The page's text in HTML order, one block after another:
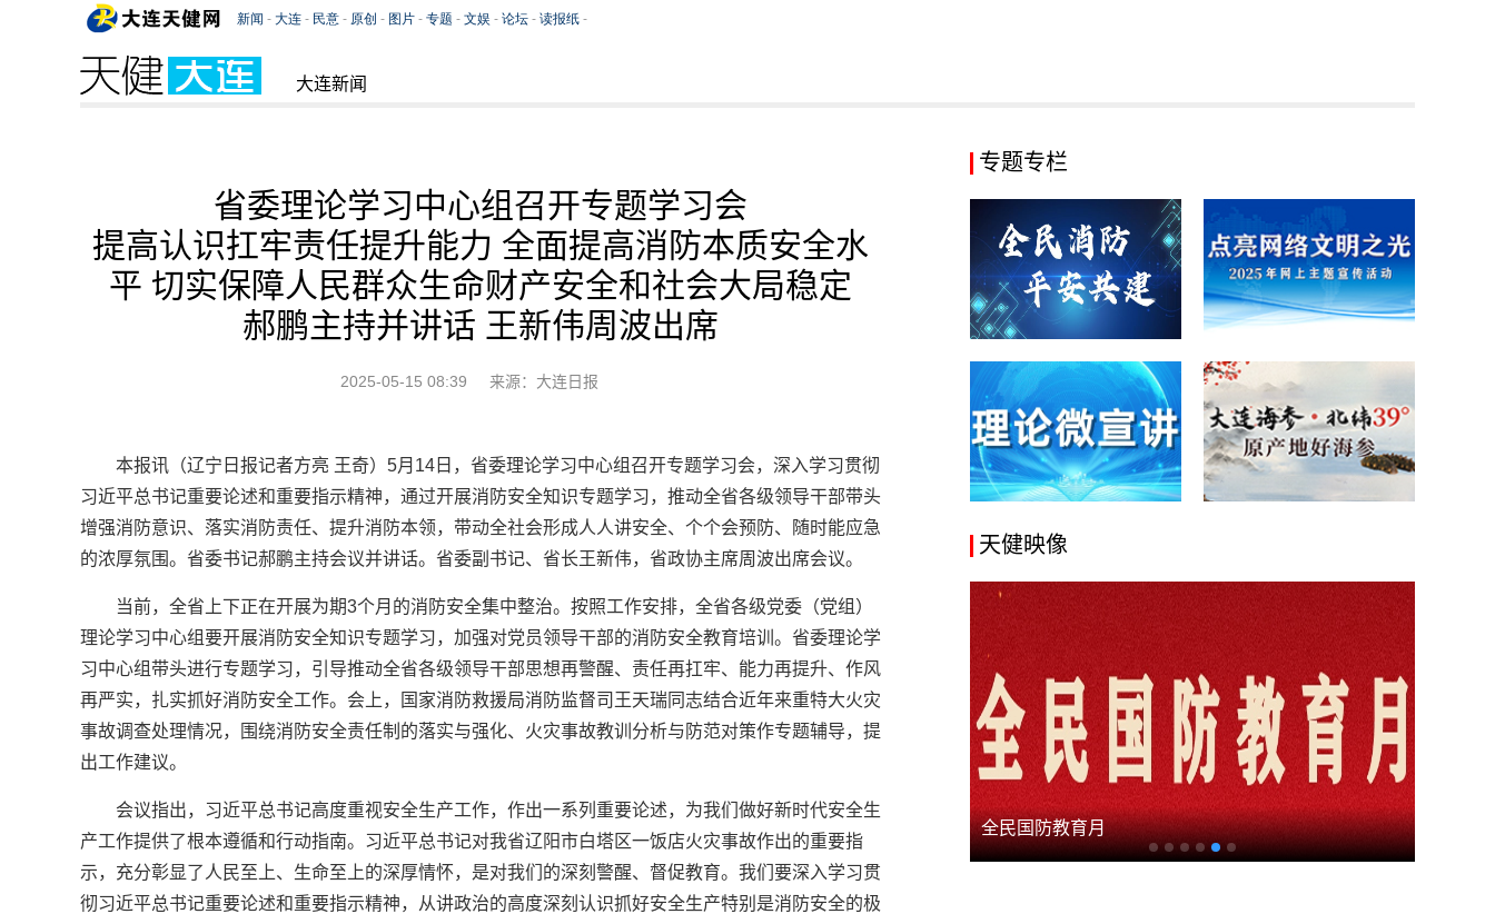
大连新闻
省委理论学习中心组召开专题学习会
提高认识扛牢责任提升能力 全面提高消防本质安全水
平 切实保障人民群众生命财产安全和社会大局稳定
郝鹏主持并讲话 王新伟周波出席
2025-05-15 08:39 来源：大连日报
本报讯（辽宁日报记者方亮 王奇）5月14日，省委理论学习中心组召开专题学习会，深入学习贯彻
习近平总书记重要论述和重要指示精神，通过开展消防安全知识专题学习，推动全省各级领导干部带头
增强消防意识、落实消防责任、提升消防本领，带动全社会形成人人讲安全、个个会预防、随时能应急
的浓厚氛围。省委书记郝鹏主持会议并讲话。省委副书记、省长王新伟，省政协主席周波出席会议。
当前，全省上下正在开展为期3个月的消防安全集中整治。按照工作安排，全省各级党委（党组）
理论学习中心组要开展消防安全知识专题学习，加强对党员领导干部的消防安全教育培训。省委理论学
习中心组带头进行专题学习，引导推动全省各级领导干部思想再警醒、责任再扛牢、能力再提升、作风
再严实，扎实抓好消防安全工作。会上，国家消防救援局消防监督司王天瑞同志结合近年来重特大火灾
事故调查处理情况，围绕消防安全责任制的落实与强化、火灾事故教训分析与防范对策作专题辅导，提
出工作建议。
会议指出，习近平总书记高度重视安全生产工作，作出一系列重要论述，为我们做好新时代安全生
产工作提供了根本遵循和行动指南。习近平总书记对我省辽阳市白塔区一饭店火灾事故作出的重要指
示，充分彰显了人民至上、生命至上的深厚情怀，是对我们的深刻警醒、督促教育。我们要深入学习贯
彻习近平总书记重要论述和重要指示精神，从讲政治的高度深刻认识抓好安全生产特别是消防安全的极